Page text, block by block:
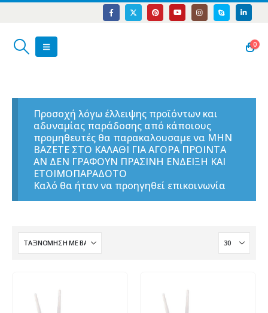
0
Προσοχή λόγω έλλειψης προϊόντων και
αδυναμίας παράδοσης από κάποιους
προμηθευτές θα παρακαλουσαμε να ΜΗΝ
ΒΑΖΕΤΕ ΣΤΟ ΚΑΛΑΘΙ ΓΙΑ ΑΓΟΡΑ ΠΡΟΙΝΤΑ
ΑΝ ΔΕΝ ΓΡΑΦΟΥΝ ΠΡΑΣΙΝΗ ΕΝΔΕΙΞΗ ΚΑΙ
ΕΤΟΙΜΟΠΑΡΑΔΟΤΟ
Καλό θα ήταν να προηγηθεί επικοινωνία